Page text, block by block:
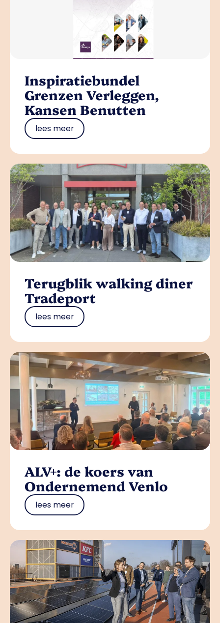
Inspiratiebundel
Grenzen Verleggen,
Kansen Benutten
lees meer
Terugblik walking diner
Tradeport
lees meer
ALV+: de koers van
Ondernemend Venlo
lees meer